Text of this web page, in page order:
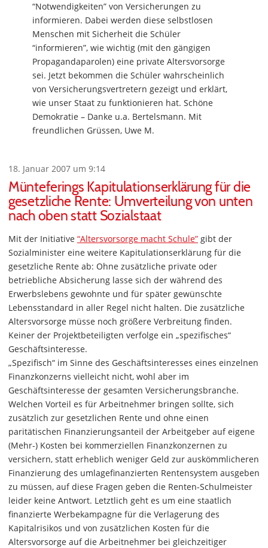
“Notwendigkeiten” von Versicherungen zu
informieren. Dabei werden diese selbstlosen
Menschen mit Sicherheit die Schüler
“informieren”, wie wichtig (mit den gängigen
Propagandaparolen) eine private Altersvorsorge
sei. Jetzt bekommen die Schüler wahrscheinlich
von Versicherungsvertretern gezeigt und erklärt,
wie unser Staat zu funktionieren hat. Schöne
Demokratie – Danke u.a. Bertelsmann. Mit
freundlichen Grüssen, Uwe M.
18. Januar 2007 um 9:14
Münteferings Kapitulationserklärung für die
gesetzliche Rente: Umverteilung von unten
nach oben statt Sozialstaat
Mit der Initiative “Altersvorsorge macht Schule” gibt der
Sozialminister eine weitere Kapitulationserklärung für die
gesetzliche Rente ab: Ohne zusätzliche private oder
betriebliche Absicherung lasse sich der während des
Erwerbslebens gewohnte und für später gewünschte
Lebensstandard in aller Regel nicht halten. Die zusätzliche
Altersvorsorge müsse noch größere Verbreitung finden.
Keiner der Projektbeteiligten verfolge ein „spezifisches“
Geschäftsinteresse.
„Spezifisch“ im Sinne des Geschäftsinteresses eines einzelnen
Finanzkonzerns vielleicht nicht, wohl aber im
Geschäftsinteresse der gesamten Versicherungsbranche.
Welchen Vorteil es für Arbeitnehmer bringen sollte, sich
zusätzlich zur gesetzlichen Rente und ohne einen
paritätischen Finanzierungsanteil der Arbeitgeber auf eigene
(Mehr-) Kosten bei kommerziellen Finanzkonzernen zu
versichern, statt erheblich weniger Geld zur auskömmlicheren
Finanzierung des umlagefinanzierten Rentensystem ausgeben
zu müssen, auf diese Fragen geben die Renten-Schulmeister
leider keine Antwort. Letztlich geht es um eine staatlich
finanzierte Werbekampagne für die Verlagerung des
Kapitalrisikos und von zusätzlichen Kosten für die
Altersvorsorge auf die Arbeitnehmer bei gleichzeitiger